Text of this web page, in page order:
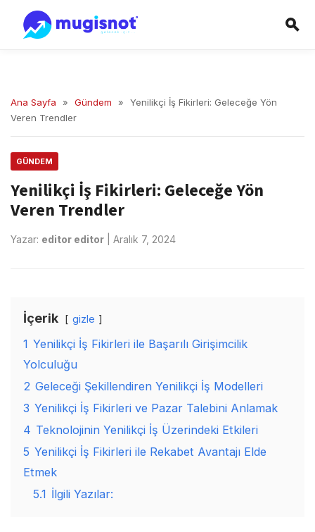
Ana Sayfa » Gündem »
Yenilikçi İş Fikirleri: Geleceğe Yön
Veren Trendler
GÜNDEM
Yenilikçi İş Fikirleri: Geleceğe Yön
Veren Trendler
Yazar: editor editor Aralık 7, 2024
İçerik gizle
1 Yenilikçi İş Fikirleri ile Başarılı Girişimcilik
Yolculuğu
2 Geleceği Şekillendiren Yenilikçi İş Modelleri
3 Yenilikçi İş Fikirleri ve Pazar Talebini Anlamak
4 Teknolojinin Yenilikçi İş Üzerindeki Etkileri
5 Yenilikçi İş Fikirleri ile Rekabet Avantajı Elde
Etmek
5.1 İlgili Yazılar: